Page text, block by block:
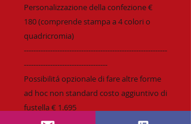
Personalizzazione della confezione €
180 (comprende stampa a 4 colori o
quadricromia)
------------------------------------------------------------
-----------------------------------
Possibilitá opzionale di fare altre forme
ad hoc non standard costo aggiuntivo di
fustella € 1.695